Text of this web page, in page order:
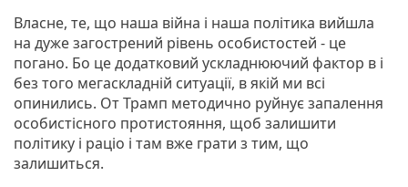
Власне, те, що наша війна і наша політика вийшла
на дуже загострений рівень особистостей - це
погано. Бо це додатковий ускладнюючий фактор в і
без того мегаскладній ситуації, в якій ми всі
опинились. От Трамп методично руйнує запалення
особистісного протистояння, щоб залишити
політику і раціо і там вже грати з тим, що
залишиться.